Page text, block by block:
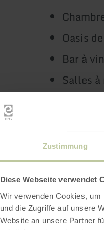
Zustimmung
Diese Webseite verwendet
Wir verwenden Cookies,
und die Zugriffe auf unsere
Website an unsere Partner
Oasis
Bar à
Salles
Regardez
Faites une
en